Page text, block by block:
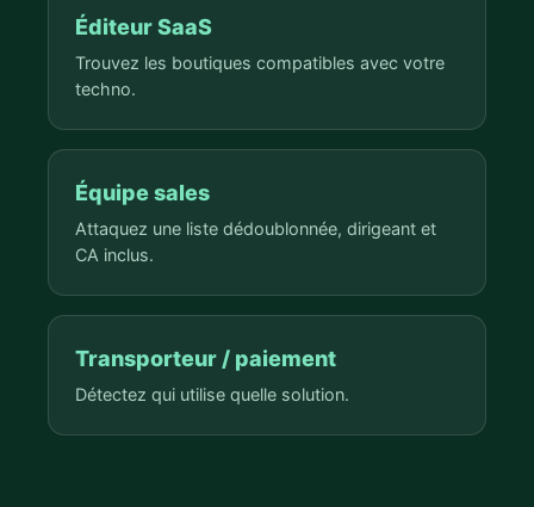
Éditeur SaaS
Trouvez les boutiques compatibles avec votre
techno.
Équipe sales
Attaquez une liste dédoublonnée, dirigeant et
CA inclus.
Transporteur / paiement
Détectez qui utilise quelle solution.